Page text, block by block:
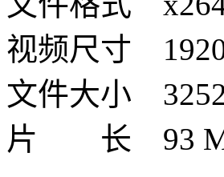
视频尺寸
文件大小
片 长 93